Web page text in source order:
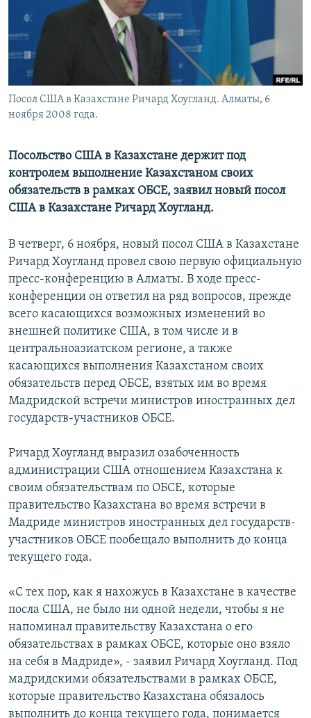
Посол США в Казахстане Ричард Хоугланд. Алматы, 6
ноября 2008 года.
Посольство США в Казахстане держит под
контролем выполнение Казахстаном своих
обязательств в рамках ОБСЕ, заявил новый посол
США в Казахстане Ричард Хоугланд.
В четверг, 6 ноября, новый посол США в Казахстане
Ричард Хоугланд провел свою первую официальную
пресс-конференцию в Алматы. В ходе пресс-
конференции он ответил на ряд вопросов, прежде
всего касающихся возможных изменений во
внешней политике США, в том числе и в
центральноазиатском регионе, а также
касающихся выполнения Казахстаном своих
обязательств перед ОБСЕ, взятых им во время
Мадридской встречи министров иностранных дел
государств-участников ОБСЕ.
Ричард Хоугланд выразил озабоченность
администрации США отношением Казахстана к
своим обязательствам по ОБСЕ, которые
правительство Казахстана во время встречи в
Мадриде министров иностранных дел государств-
участников ОБСЕ пообещало выполнить до конца
текущего года.
«С тех пор, как я нахожусь в Казахстане в качестве
посла США, не было ни одной недели, чтобы я не
напоминал правительству Казахстана о его
обязательствах в рамках ОБСЕ, которые оно взяло
на себя в Мадриде», - заявил Ричард Хоугланд. Под
мадридскими обязательствами в рамках ОБСЕ,
которые правительство Казахстана обязалось
выполнить до конца текущего года, понимается